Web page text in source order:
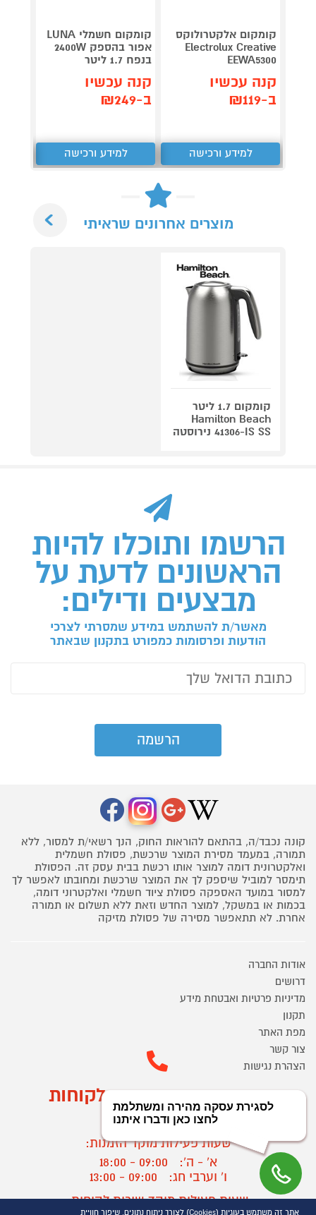
קומקום אלקטרולוקס
Electrolux Creative
EEWA5300
קנה עכשיו
ב-₪119
למידע ורכישה
קומקום חשמלי LUNA
אפור בהספק 2400W
בנפח 1.7 ליטר
קנה עכשיו
ב-₪249
למידע ורכישה
מוצרים אחרונים שראיתי
קומקום 1.7 ליטר
Hamilton Beach
41306-IS SS נירוסטה
הרשמו ותוכלו להיות
הראשונים לדעת על
מבצעים ודילים:
מאשר/ת להשתמש במידע שמסרתי לצרכי
הודעות ופרסומות כמפורט בתקנון שבאתר
קונה נכבד/ה, בהתאם להוראות החוק, הנך רשאי/ת למסור, ללא
תמורה, במעמד מסירת המוצר שרכשת, פסולת חשמלית
ואלקטרונית דומה למוצר אותו רכשת בבית עסק זה. הפסולת
תימסר למוביל שיספק לך את המוצר שרכשת ומחובתו לאפשר לך
למסור במועד האספקה פסולת ציוד חשמלי ואלקטרוני דומה,
בכמות או במשקל, למוצר החדש וזאת ללא תשלום או תמורה
אחרת. לא תתאפשר מסירה של פסולת מזיקה
אודות החברה
דרושים
מדיניות פרטיות ואבטחת מידע
תקנון
מפת האתר
צור קשר
הצהרת נגישות
מוקד הזמנות ושירות לקוחות
03-9545370
שעות פעילות מוקד הזמנות:
א' - ה':
09:00 - 18:00
ו' וערבי חג:
09:00 - 13:00
שעות פעילות מוקד שירות לקוחות:
אתר זה משתמש בעוגיות (Cookies) לצורך ניתוח נתונים, שיפור חוויית